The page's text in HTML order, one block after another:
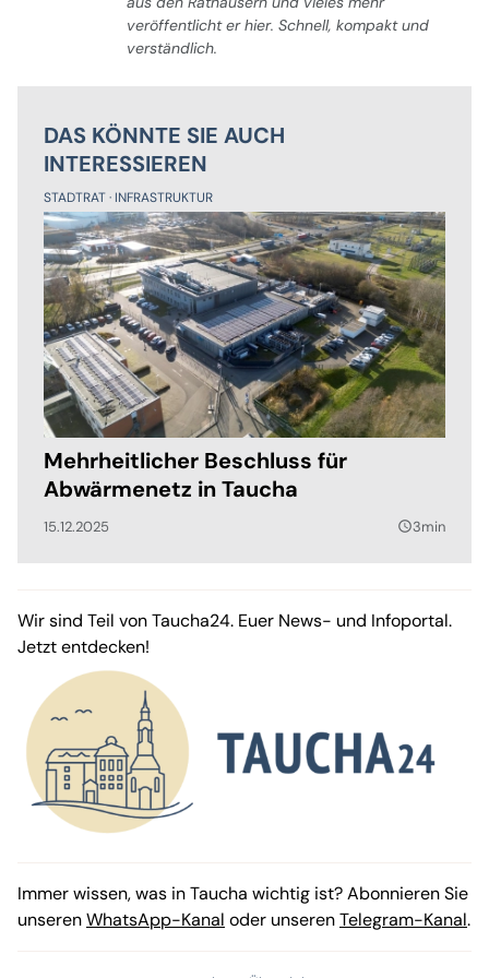
veröffentlicht er hier. Schnell, kompakt und
verständlich.
DAS KÖNNTE SIE AUCH
INTERESSIEREN
STADTRAT INFRASTRUKTUR
Mehrheitlicher Beschluss für
Abwärmenetz in Taucha
15.12.2025 query_builder3min
Wir sind Teil von Taucha24. Euer News- und Infoportal.
Jetzt entdecken!
Immer wissen, was in Taucha wichtig ist? Abonnieren Sie
unserenWhatsApp-Kanal oder unserenTelegram-Kanal.